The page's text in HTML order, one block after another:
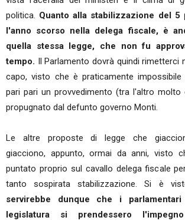
politica. Quanto alla stabilizzazione del 5
l'anno scorso nella delega fiscale, è
quella stessa legge, che non fu
tempo. Il Parlamento dovrà quindi rimetterci
capo, visto che è praticamente impossibile
pari pari un provvedimento (tra l'altro molto
propugnato dal defunto governo Monti.
Le altre proposte di legge che
giacciono, appunto, ormai da anni, visto
puntato proprio sul cavallo delega fiscale
tanto sospirata stabilizzazione. Si è
servirebbe dunque che i
legislatura si prendessero